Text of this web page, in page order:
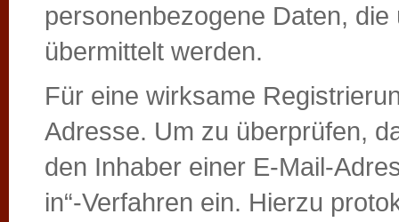
personenbezogene Daten,
übermittelt werden.
Für eine wirksame
Adresse. Um zu überprüfen,
den Inhaber einer E-Mail-
in“-Verfahren ein. Hierzu